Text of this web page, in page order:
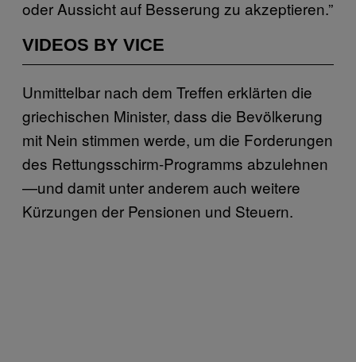
oder Aussicht auf Besserung zu akzeptieren.”
VIDEOS BY VICE
Unmittelbar nach dem Treffen erklärten die
griechischen Minister, dass die Bevölkerung
mit Nein stimmen werde, um die Forderungen
des Rettungsschirm-Programms abzulehnen
—und damit unter anderem auch weitere
Kürzungen der Pensionen und Steuern.